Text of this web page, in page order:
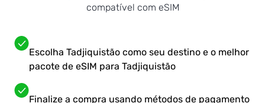
compatível com eSIM
Escolha Tadjiquistão como seu destino e o melhor
pacote de eSIM para Tadjiquistão
Finalize a compra usando métodos de pagamento